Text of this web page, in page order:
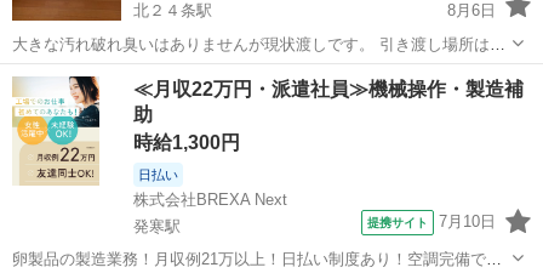
北２４条駅
8月6日
大きな汚れ破れ臭いはありませんが現状渡しです。 引き渡し場所は岩
見沢市内になります。
北海道 札幌市 北２４条駅 寝具 敷き布団
≪月収22万円・派遣社員≫機械操作・製造補
助
時給1,300円
日払い
株式会社BREXA Next
発寒駅
提携サイト 7月10日
卵製品の製造業務！月収例21万以上！日払い制度あり！空調完備で快